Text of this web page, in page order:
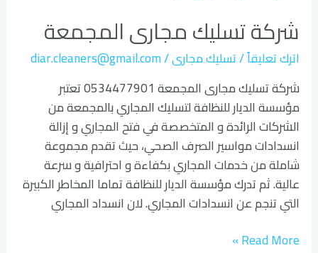
شركة تسليك مجارى المجمعة
اترك تعليقاً/تسليك مجارى/
diar.cleaners@gmail.com
شركة تسليك مجارى المجمعة 0534477901 تعتبر
مؤسسة الديار للنظافة لتسليك المجاري بالمجمعة من
الشركات الرائدة و المتخصصة في فتح المجاري و إزالة
انسدادات مواسير الصرف الصحي، حيث تقدم مجموعة
شاملة من خدمات المجاري بكفاءة و احترافية و سرعة
عالية. ثم تدرك مؤسسة الديار للنظافة تماما المخاطر الكبيرة
التي تنجم عن انسدادات المجاري. لان انسداد المجاري
مجارى
المجمعة
Read More »